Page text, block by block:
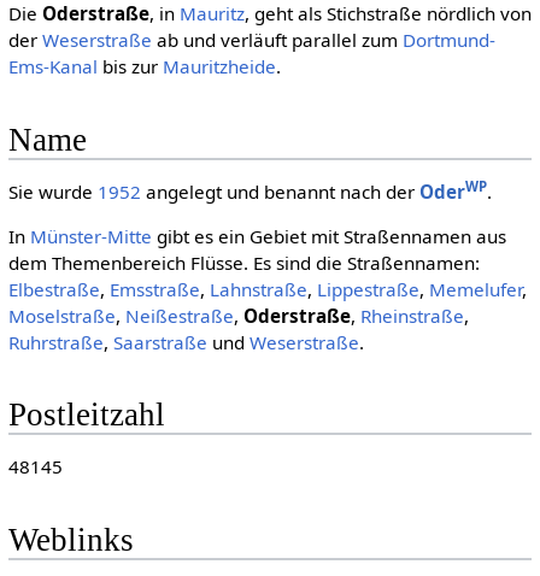
Die Oderstraße, in Mauritz, geht als Stichstraße nördlich von
der Weserstraße ab und verläuft parallel zum Dortmund-
Ems-Kanal bis zur Mauritzheide.
Name
Sie wurde 1952 angelegt und benannt nach der OderWP.
In Münster-Mitte gibt es ein Gebiet mit Straßennamen aus
dem Themenbereich Flüsse. Es sind die Straßennamen:
Elbestraße, Emsstraße, Lahnstraße, Lippestraße, Memelufer,
Moselstraße, Neißestraße, Oderstraße, Rheinstraße,
Ruhrstraße, Saarstraße und Weserstraße.
Postleitzahl
48145
Weblinks